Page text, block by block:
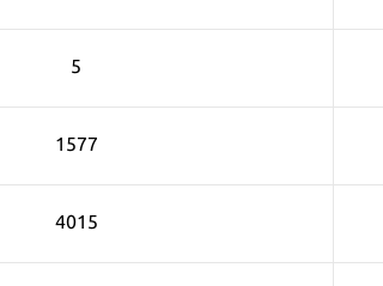
5
1577
4015